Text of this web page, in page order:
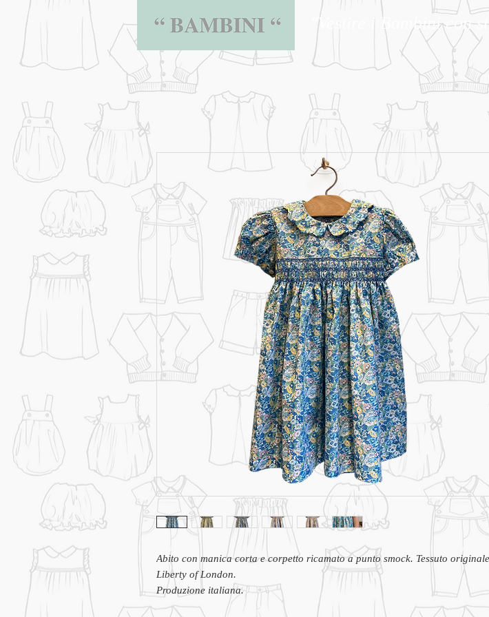
"Vestire i Bambini con
Abito con manica corta e corpetto ricamato a punto smock. Tessuto originale
Liberty of London.
Produzione italiana.